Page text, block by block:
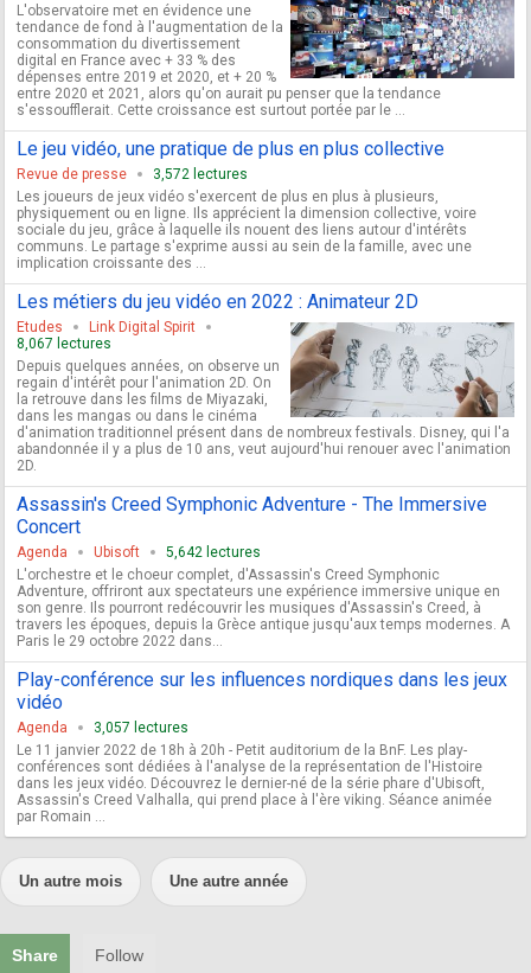
L'observatoire met en évidence une
tendance de fond à l'augmentation de la
consommation du divertissement
digital en France avec + 33 % des
dépenses entre 2019 et 2020, et + 20 %
entre 2020 et 2021, alors qu'on aurait pu penser que la tendance
s'essoufflerait. Cette croissance est surtout portée par le ...
Le jeu vidéo, une pratique de plus en plus collective
Revue de presse
3,572 lectures
Les joueurs de jeux vidéo s'exercent de plus en plus à plusieurs,
physiquement ou en ligne. Ils apprécient la dimension collective, voire
sociale du jeu, grâce à laquelle ils nouent des liens autour d'intérêts
communs. Le partage s'exprime aussi au sein de la famille, avec une
implication croissante des ...
Les métiers du jeu vidéo en 2022 : Animateur 2D
Etudes
Link Digital Spirit
8,067 lectures
Depuis quelques années, on observe un
regain d'intérêt pour l'animation 2D. On
la retrouve dans les films de ­Miyazaki,
dans les mangas ou dans le cinéma
d'animation traditionnel présent dans de nombreux festivals. Disney, qui l'a
abandonnée il y a plus de 10 ans, veut aujourd'hui renouer avec l'animation
2D.
Assassin's Creed Symphonic Adventure - The Immersive
Concert
Agenda Ubisoft
5,642 lectures
L'orchestre et le choeur complet, d'Assassin's Creed Symphonic
Adventure, offriront aux spectateurs une expérience immersive unique en
son genre. Ils pourront redécouvrir les musiques d'Assassin's Creed, à
travers les époques, depuis la Grèce antique jusqu'aux temps modernes. A
Paris le 29 octobre 2022 dans...
Play-conférence sur les influences nordiques dans les jeux
vidéo
Agenda
3,057 lectures
Le 11 janvier 2022 de 18h à 20h - Petit auditorium de la BnF. Les play-
conférences sont dédiées à l'analyse de la représentation de l'Histoire
dans les jeux vidéo. Découvrez le dernier-né de la série phare d'Ubisoft,
Assassin's Creed Valhalla, qui prend place à l'ère viking. Séance animée
par Romain ...
Un autre mois Une autre année
Share Follow